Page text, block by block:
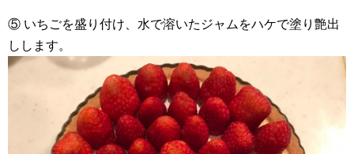
⑤ いちごを盛り付け、水で溶いたジャムをハケで塗り艶出
しします。